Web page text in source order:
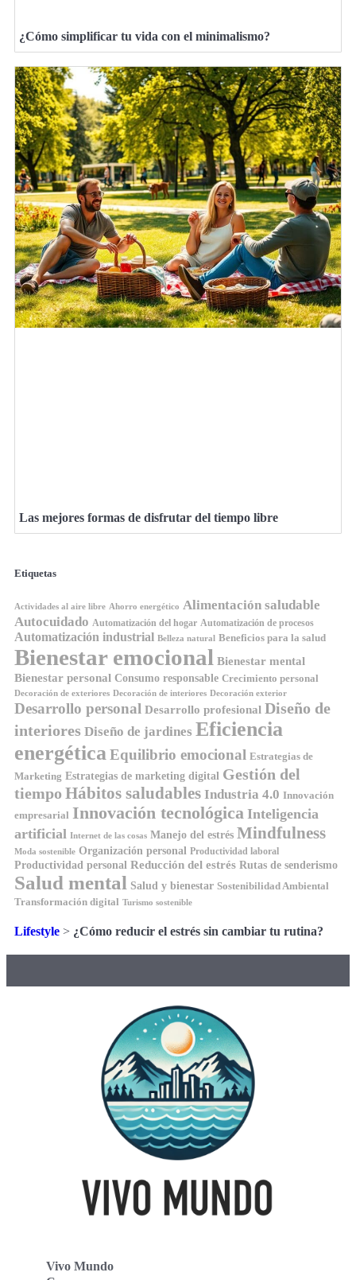
¿Cómo simplificar tu vida con el minimalismo?
Las mejores formas de disfrutar del tiempo libre
Etiquetas
Actividades al aire libre Ahorro energético Alimentación saludable
Autocuidado Automatización del hogar Automatización de procesos
Automatización industrial Belleza natural Beneficios para la salud
Bienestar emocional Bienestar mental
Bienestar personal Consumo responsable Crecimiento personal
Decoración de exteriores Decoración de interiores Decoración exterior
Desarrollo personal Desarrollo profesional Diseño de
interiores Diseño de jardines Eficiencia
energéticaEquilibrio emocional Estrategias de
Marketing Estrategias de marketing digital Gestión del
tiempo Hábitos saludables Industria 4.0 Innovación
empresarial Innovación tecnológica Inteligencia
artificial Internet de las cosas Manejo del estrés Mindfulness
Moda sostenible Organización personal Productividad laboral
Productividad personal Reducción del estrés Rutas de senderismo
Salud mental Salud y bienestar Sostenibilidad Ambiental
Transformación digital
Turismo sostenible
Lifestyle > ¿Cómo reducir el estrés sin cambiar tu rutina?
Vivo Mundo